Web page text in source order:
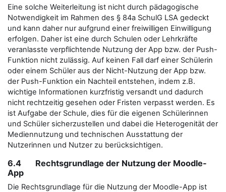
Eine solche Weiterleitung ist nicht durch pädagogische
Notwendigkeit im Rahmen des § 84a SchulG LSA gedeckt
und kann daher nur aufgrund einer freiwilligen Einwilligung
erfolgen. Daher ist eine durch Schulen oder Lehrkräfte
veranlasste verpflichtende Nutzung der App bzw. der Push-
Funktion nicht zulässig. Auf keinen Fall darf einer Schülerin
oder einem Schüler aus der Nicht-Nutzung der App bzw.
der Push-Funktion ein Nachteil entstehen, indem z.B.
wichtige Informationen kurzfristig versandt und dadurch
nicht rechtzeitig gesehen oder Fristen verpasst werden. Es
ist Aufgabe der Schule, dies für die eigenen Schülerinnen
und Schüler sicherzustellen und dabei die Heterogenität der
Mediennutzung und technischen Ausstattung der
Nutzerinnen und Nutzer zu berücksichtigen.
6.4 Rechtsgrundlage der Nutzung der Moodle-
App
Die Rechtsgrundlage für die Nutzung der Moodle-App ist